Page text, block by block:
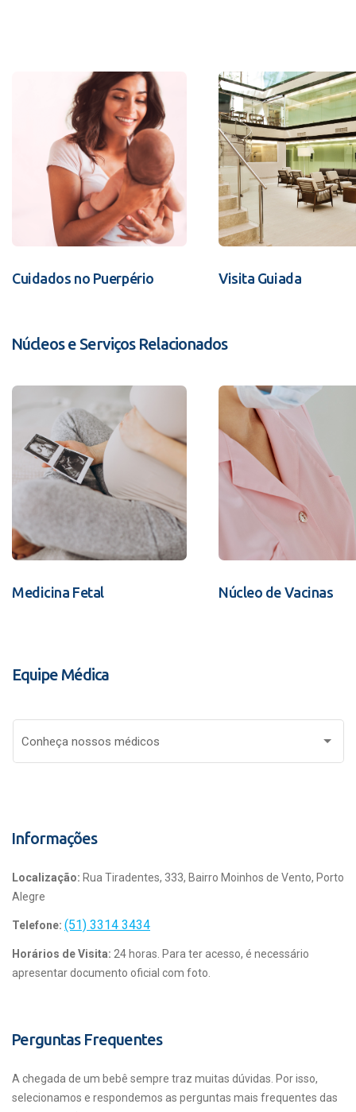
Cuidados no Puerpério Visita Guiada
Núcleos e Serviços Relacionados
Medicina Fetal Núcleo de Vacinas
Equipe Médica
Conheça nossos médicos
Informações
Localização: Rua Tiradentes, 333, Bairro Moinhos de Vento, Porto
Alegre
Telefone: (51) 3314 3434
Horários de Visita: 24 horas. Para ter acesso, é necessário
apresentar documento oficial com foto.
Perguntas Frequentes
A chegada de um bebê sempre traz muitas dúvidas. Por isso,
selecionamos e respondemos as perguntas mais frequentes das